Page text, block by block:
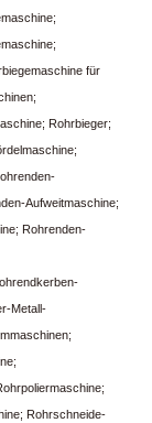
für
Rohrbieger;
Aufweitmaschine;
Rohrenden-
Metall-
Rohrschneide-